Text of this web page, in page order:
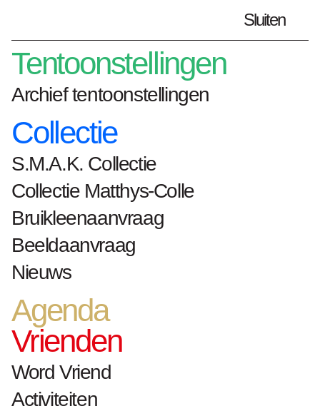
nl
Sluiten
Tentoonstellingen
Archief tentoonstellingen
Collectie
S.M.A.K. Collectie
Collectie Matthys-Colle
Bruikleenaanvraag
Beeldaanvraag
Nieuws
Agenda
Vrienden
Word Vriend
Activiteiten
Home Kunstenaars
Axel Hütte
geboortejaar en -
plaats: Essen
(Duitsland), Essen
(Duitsland)